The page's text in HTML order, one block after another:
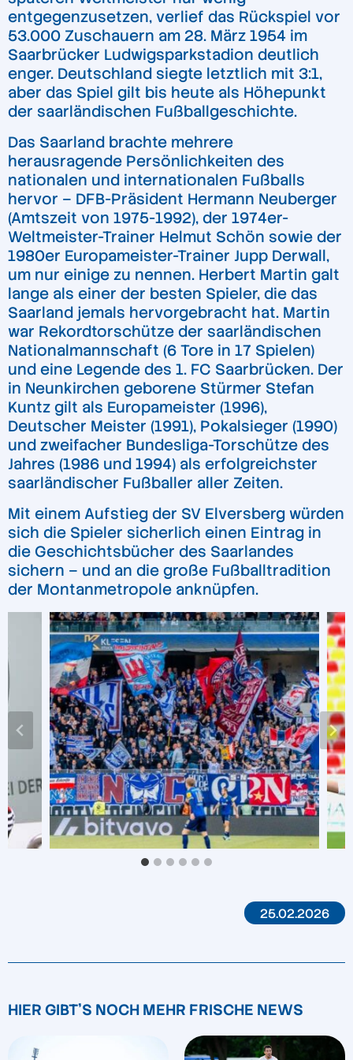
entgegenzusetzen, verlief das Rückspiel vor
53.000 Zuschauern am 28. März 1954 im
Saarbrücker Ludwigsparkstadion deutlich
enger. Deutschland siegte letztlich mit 3:1,
aber das Spiel gilt bis heute als Höhepunkt
der saarländischen Fußballgeschichte.
Das Saarland brachte mehrere
herausragende Persönlichkeiten des
nationalen und internationalen Fußballs
hervor – DFB-Präsident Hermann Neuberger
(Amtszeit von 1975-1992), der 1974er-
Weltmeister-Trainer Helmut Schön sowie der
1980er Europameister-Trainer Jupp Derwall,
um nur einige zu nennen. Herbert Martin galt
lange als einer der besten Spieler, die das
Saarland jemals hervorgebracht hat. Martin
war Rekordtorschütze der saarländischen
Nationalmannschaft (6 Tore in 17 Spielen)
und eine Legende des 1. FC Saarbrücken. Der
in Neunkirchen geborene Stürmer Stefan
Kuntz gilt als Europameister (1996),
Deutscher Meister (1991), Pokalsieger (1990)
und zweifacher Bundesliga-Torschütze des
Jahres (1986 und 1994) als erfolgreichster
saarländischer Fußballer aller Zeiten.
Mit einem Aufstieg der SV Elversberg würden
sich die Spieler sicherlich einen Eintrag in
die Geschichtsbücher des Saarlandes
sichern – und an die große Fußballtradition
der Montanmetropole anknüpfen.
25.02.2026
HIER GIBT'S NOCH MEHR FRISCHE NEWS